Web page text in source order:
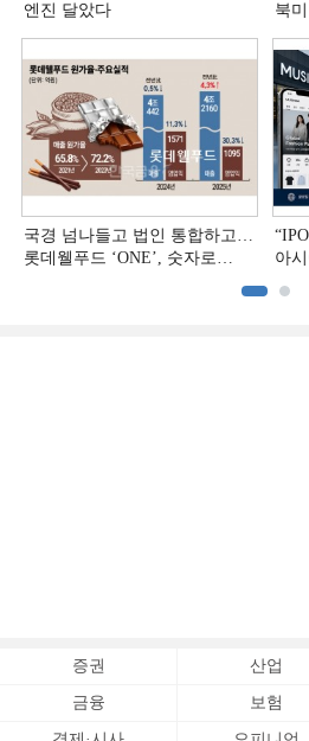
엔진 달았다
북
국경 넘나들고 법인 통합하고…
롯데웰푸드 ‘ONE’, 숫자로
아
증권 산업
금융 보험